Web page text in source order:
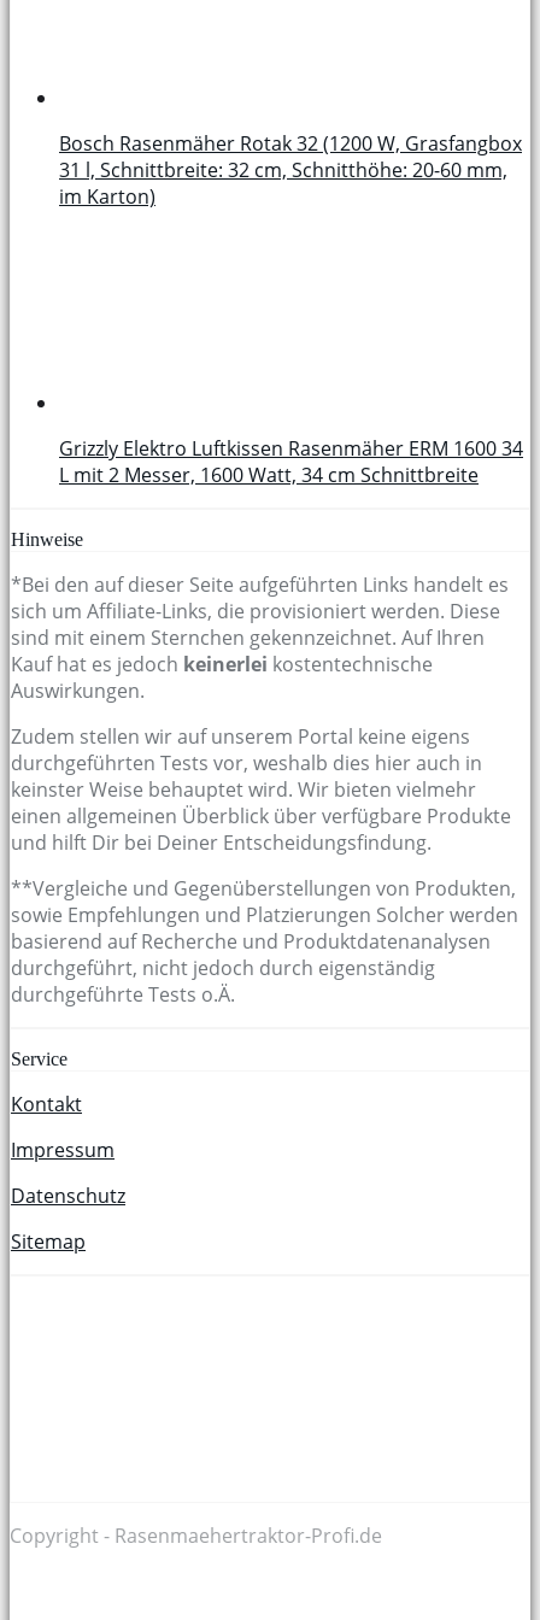
Bosch Rasenmäher Rotak 32 (1200 W, Grasfangbox
31 l, Schnittbreite: 32 cm, Schnitthöhe: 20-60 mm,
im Karton)
Grizzly Elektro Luftkissen Rasenmäher ERM 1600 34
L mit 2 Messer, 1600 Watt, 34 cm Schnittbreite
Hinweise
*Bei den auf dieser Seite aufgeführten Links handelt es
sich um Affiliate-Links, die provisioniert werden. Diese
sind mit einem Sternchen gekennzeichnet. Auf Ihren
Kauf hat es jedoch keinerlei kostentechnische
Auswirkungen.
Zudem stellen wir auf unserem Portal keine eigens
durchgeführten Tests vor, weshalb dies hier auch in
keinster Weise behauptet wird. Wir bieten vielmehr
einen allgemeinen Überblick über verfügbare Produkte
und hilft Dir bei Deiner Entscheidungsfindung.
**Vergleiche und Gegenüberstellungen von Produkten,
sowie Empfehlungen und Platzierungen Solcher werden
basierend auf Recherche und Produktdatenanalysen
durchgeführt, nicht jedoch durch eigenständig
durchgeführte Tests o.Ä.
Service
Kontakt
Impressum
Datenschutz
Sitemap
Copyright - Rasenmaehertraktor-Profi.de